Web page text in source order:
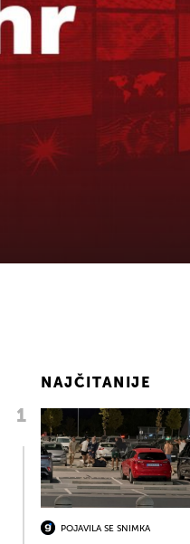
NAJČITANIJE
POJAVILA SE SNIMKA